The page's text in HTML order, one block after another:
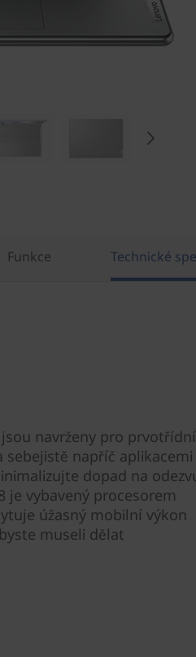
Funkce Technické
navrženy pro prvotřídní
napříč aplikacemi
dopad na
je vybavený procesorem
úžasný mobilní výkon
museli dělat